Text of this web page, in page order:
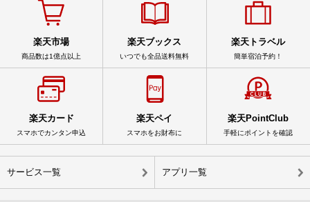
楽天市場
商品数は1億点以上
楽天ブックス
いつでも全品送料無料
楽天トラベル
簡単宿泊予約！
楽天カード
スマホでカンタン申込
楽天ペイ
スマホをお財布に
楽天PointClub
手軽にポイントを確認
サービス一覧 アプリ一覧